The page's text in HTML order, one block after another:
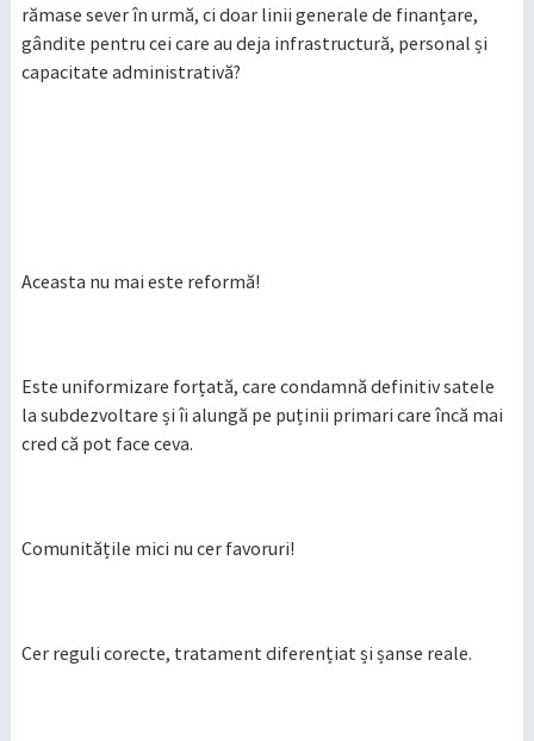
rămase sever în urmă, ci doar linii generale de finanțare,
gândite pentru cei care au deja infrastructură, personal și
capacitate administrativă?
Aceasta nu mai este reformă!
Este uniformizare forțată, care condamnă definitiv satele
la subdezvoltare și îi alungă pe puținii primari care încă mai
cred că pot face ceva.
Comunitățile mici nu cer favoruri!
Cer reguli corecte, tratament diferențiat și șanse reale.